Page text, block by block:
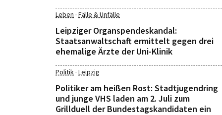
Leben · Fälle & Unfälle
Leipziger Organspendeskandal:
Staatsanwaltschaft ermittelt gegen drei
ehemalige Ärzte der Uni-Klinik
Politik· Leipzig
Politiker am heißen Rost: Stadtjugendring
und junge VHS laden am 2. Juli zum
Grillduell der Bundestagskandidaten ein